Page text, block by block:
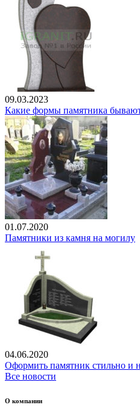
09.03.2023
Какие формы памятника
01.07.2020
Памятники из камня на могилу
04.06.2020
Оформить памятник стильно и
Все новости
О компании